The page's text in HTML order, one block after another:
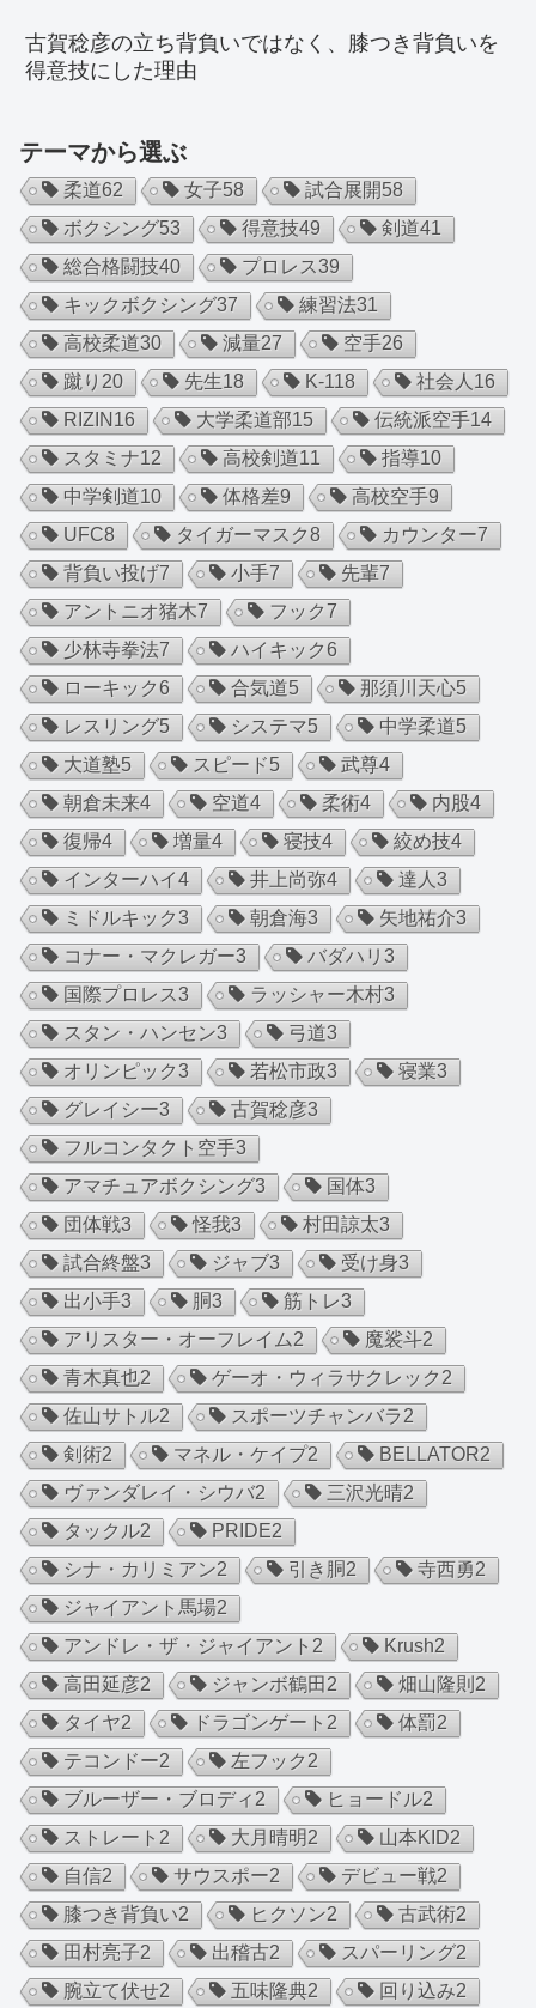
古賀稔彦の立ち背負いではなく、膝つき背負いを
得意技にした理由
テーマから選ぶ
柔道62 女子58 試合展開58
ボクシング53 得意技49 剣道41
総合格闘技40 プロレス39
キックボクシング37 練習法31
高校柔道30 減量27 空手26
蹴り 20 先生18 K-118 社会人 16
RIZIN 16 大学柔道部15 伝統派空手14
スタミナ12 高校剣道11 指導10
中学剣道10 体格差9 高校空手9
UFC8 タイガーマスク8 カウンター7
背負い投げ7 小手7 先輩7
アントニオ猪木7 フック7
少林寺拳法7 ハイキック6
ローキック6 合気道5 那須川天心5
レスリング5 システマ5 中学柔道5
大道塾5 スピード5 武尊4
朝倉未来4 空道4 柔術4 内股4
復帰4 増量4 寝技4 絞め技4
インターハイ4 井上尚弥4 達人 3
ミドルキック3 朝倉海3 矢地祐介3
コナー・マクレガー3 バダハリ 3
国際プロレス3 ラッシャー木村3
スタン・ハンセン3 弓道3
オリンピック3 若松市政3 寝業3
グレイシー3 古賀稔彦3
フルコンタクト空手3
アマチュアボクシング3 国体3
団体戦3 怪我3 村田諒太3
試合終盤3 ジャブ3 受け身3
出小手3 胴3 筋トレ3
アリスター・オーフレイム2 魔裟斗2
青木真也2 ゲーオ・ウィラサクレック2
佐山サトル2 スポーツチャンバラ2
剣術2 マネル・ケイプ2 BELLATOR2
ヴァンダレイ・シウバ2 三沢光晴2
タックル2 PRIDE2
シナ・カリミアン2 引き胴 2 寺西勇2
ジャイアント馬場2
アンドレ・ザ・ジャイアント 2 Krush2
高田延彦2 ジャンボ鶴田 2 畑山隆則 2
タイヤ2 ドラゴンゲート 2 体罰2
テコンドー2 左フック2
ブルーザー・ブロディ 2 ヒョードル2
ストレート 2 大月晴明2 山本KID2
自信2 サウスポー2 デビュー戦2
膝つき背負い2 ヒクソン2 古武術2
田村亮子2 出稽古2 スパーリング2
腕立て伏せ2 五味隆典2 回り込み2